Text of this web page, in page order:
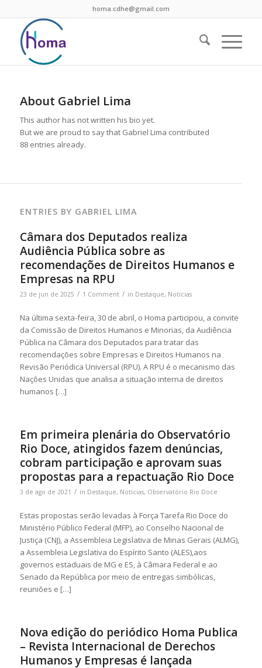
homa.cdhe@gmail.com
About Gabriel Lima
This author has not written his bio yet.
But we are proud to say that Gabriel Lima contributed
88 entries already.
ENTRIES BY GABRIEL LIMA
Câmara dos Deputados realiza
Audiência Pública sobre as
recomendações de Direitos Humanos e
Empresas na RPU
23 de jun de 2025 / 1 Comment / in Destaque, Notícias
Na última sexta-feira, 30 de abril, o Homa participou, a convite
da Comissão de Direitos Humanos e Minorias, da Audiência
Pública na Câmara dos Deputados para tratar das
recomendações sobre Empresas e Direitos Humanos na
Revisão Periódica Universal (RPU). A RPU é o mecanismo das
Nações Unidas que analisa a situação interna de direitos
humanos […]
Em primeira plenária do Observatório
Rio Doce, atingidos fazem denúncias,
cobram participação e aprovam suas
propostas para a repactuação Rio Doce
3 de ago de 2021 / in Destaque, Notícias, Observatório Rio Doce
Estas propostas serão levadas à Força Tarefa Rio Doce do
Ministério Público Federal (MFP), ao Conselho Nacional de
Justiça (CNJ), a Assembleia Legislativa de Minas Gerais (ALMG),
a Assembleia Legislativa do Espírito Santo (ALES),aos
governos estaduais de MG e ES, à Câmara Federal e ao
Senado da República por meio de entregas simbólicas,
reuniões e […]
Nova edição do periódico Homa Publica
– Revista Internacional de Derechos
Humanos y Empresas é lançada